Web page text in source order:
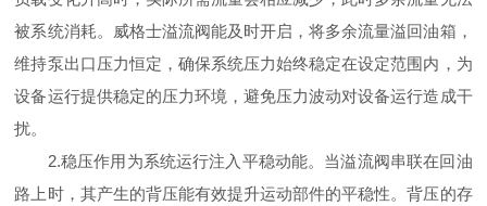
被系统消耗。威格士溢流阀能及时开启，将多余流量溢回油箱，
维持泵出口压力恒定，确保系统压力始终稳定在设定范围内，为
设备运行提供稳定的压力环境，避免压力波动对设备运行造成干
扰。
2.稳压作用为系统运行注入平稳动能。当溢流阀串联在回油
路上时，其产生的背压能有效提升运动部件的平稳性。背压的存